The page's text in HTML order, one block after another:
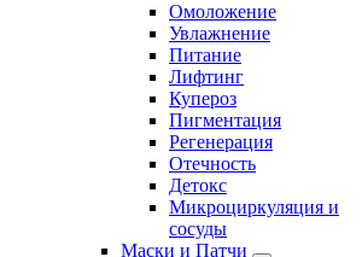
Омоложение
Увлажнение
Питание
Лифтинг
Купероз
Пигментация
Регенерация
Отечность
Детокс
Микроциркуляция и
сосуды
Маски и Патчи